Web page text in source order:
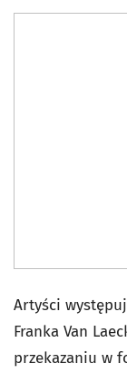
Artyści
Franka Van
przekazaniu w